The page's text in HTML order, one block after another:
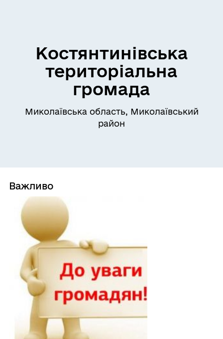
Костянтинівська
територіальна
громада
Миколаївська область, Миколаївський
район
Важливо